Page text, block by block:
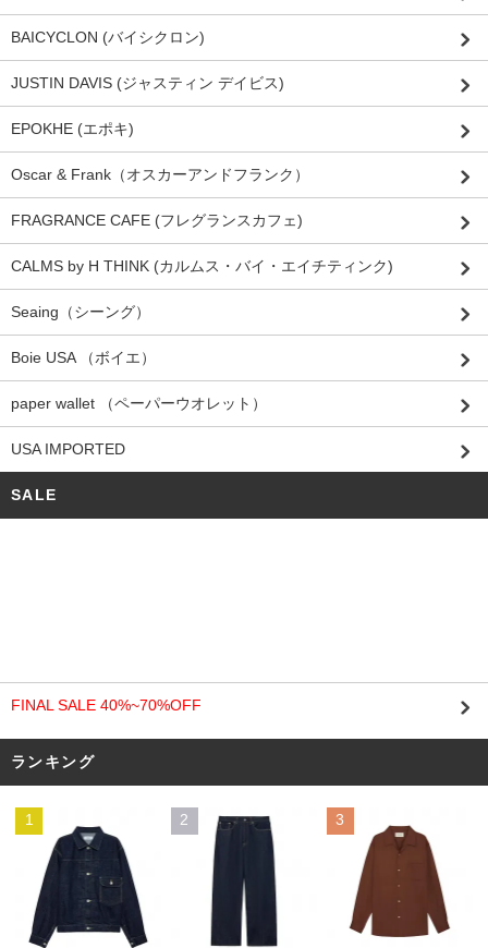
BAICYCLON (バイシクロン)
JUSTIN DAVIS (ジャスティン デイビス)
EPOKHE (エポキ)
Oscar & Frank（オスカーアンドフランク）
FRAGRANCE CAFE (フレグランスカフェ)
CALMS by H THINK (カルムス・バイ・エイチティンク)
Seaing（シーング）
Boie USA （ボイエ）
paper wallet （ペーパーウオレット）
USA IMPORTED
SALE
FINAL SALE 40%~70%OFF
ランキング
1 2 3